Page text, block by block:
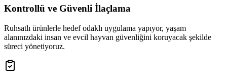
Kontrollü ve Güvenli İlaçlama
Ruhsatlı ürünlerle hedef odaklı uygulama yapıyor, yaşam
alanınızdaki insan ve evcil hayvan güvenliğini koruyacak şekilde
süreci yönetiyoruz.